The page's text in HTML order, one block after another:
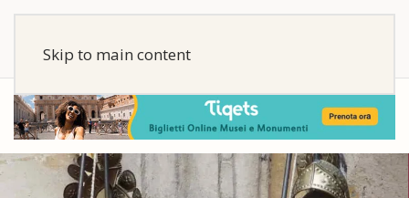
Skip to main content